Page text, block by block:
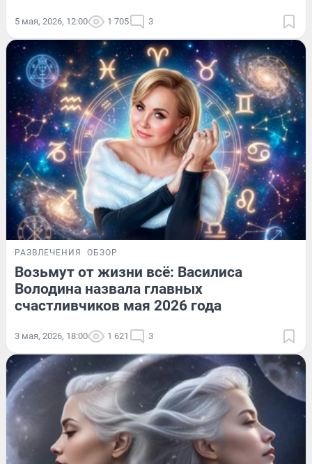
5 мая, 2026, 12:00 1 705 3
РАЗВЛЕЧЕНИЯ ОБЗОР
Возьмут от жизни всё: Василиса
Володина назвала главных
счастливчиков мая 2026 года
3 мая, 2026, 18:00 1 621 3